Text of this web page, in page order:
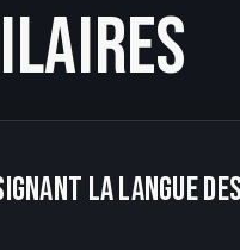
la langue